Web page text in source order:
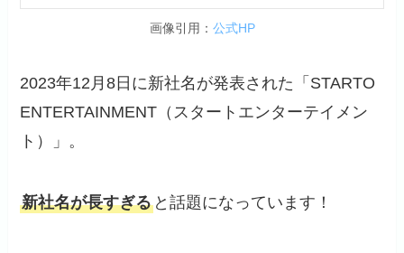
画像引用： 公式HP
2023年12月8日に新社名が発表された「STARTO
ENTERTAINMENT（スタートエンターテイメン
ト）」。
新社名が長すぎる と話題になっています！